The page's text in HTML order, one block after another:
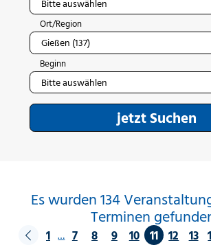
Ort/Region
Beginn
jetzt Suchen
Es wurden 134
Terminen
1 … 7 8 9 10 11 12 13